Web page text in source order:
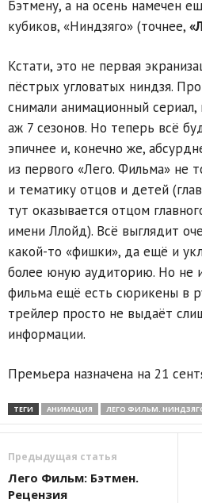
Бэтмену, а на осень намечен
кубиков, «Ниндзяго» (точнее,
Кстати, это не первая
пёстрых угловатых ниндзя.
снимали анимационный
аж 7 сезонов. Но теперь всё
эпичнее и, конечно же,
из первого «Лего. Фильма» не
и тематику отцов и детей
тут оказывается отцом
имени Ллойд). Всё выглядит
какой-то «фишки», да ещё и
более юную аудиторию. Но не
фильма ещё есть сюрикены в
трейлер просто не выдаёт
информации.
Премьера назначена на 21
ТЕГИ АНИМАЦИЯ ЛЕГО ФИЛЬМ.
Предыдущая статья
Лего Фильм: Бэтмен.
Рецензия